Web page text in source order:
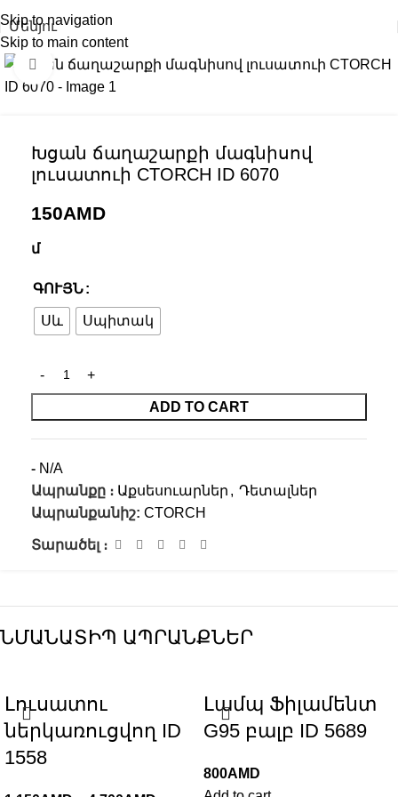
Skip to navigation
Skip to main content
Մենյու
Click to enlarge
Խցան ճաղաշարքի մագնիսով
լուսատուի CTORCH ID 6070
150AMD
մ
ԳՈՒՅՆ
Սև Սպիտակ
ADD TO CART
- N/A
Ապրանքը ։ Աքսեսուարներ , Դետալներ
Ապրանքանիշ: CTORCH
Տարածել ։
ՆՄԱՆԱՏԻՊ ԱՊՐԱՆՔՆԵՐ
Լուսատու
ներկառուցվող ID
1558
Լամպ Ֆիլամենտ
G95 բալբ ID 5689
800AMD